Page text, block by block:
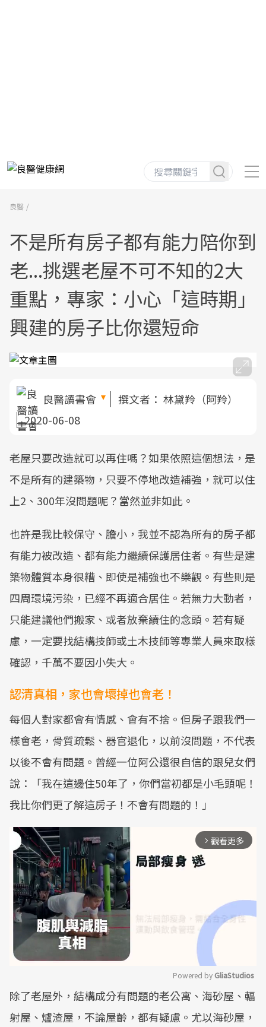
良醫
不是所有房子都有能力陪你到
老...挑選老屋不可不知的2大
重點，專家：小心「這時期」
興建的房子比你還短命
良醫讀書會 撰文者： 林黛羚（阿羚）
2020-06-08
老屋只要改造就可以再住嗎？如果依照這個想法，是
不是所有的建築物，只要不停地改造補強，就可以住
上2、300年沒問題呢？當然並非如此。
也許是我比較保守、膽小，我並不認為所有的房子都
有能力被改造、都有能力繼續保護居住者。有些是建
築物體質本身很糟、即使是補強也不樂觀。有些則是
四周環境污染，已經不再適合居住。若無力大動者，
只能建議他們搬家、或者放棄續住的念頭。若有疑
慮，一定要找結構技師或土木技師等專業人員來取樣
確認，千萬不要因小失大。
認清真相，家也會壞掉也會老！
每個人對家都會有情感、會有不捨。但房子跟我們一
樣會老，骨質疏鬆、器官退化，以前沒問題，不代表
以後不會有問題。曾經一位阿公還很自信的跟兒女們
說：「我在這邊住50年了，你們當初都是小毛頭呢！
我比你們更了解這房子！不會有問題的！」
arrow_forward_ios 觀看更多
Mute
Powered by GliaStudios
除了老屋外，結構成分有問題的老公寓、海砂屋、輻
射屋、爐渣屋，不論屋齡，都有疑慮。尤以海砂屋，